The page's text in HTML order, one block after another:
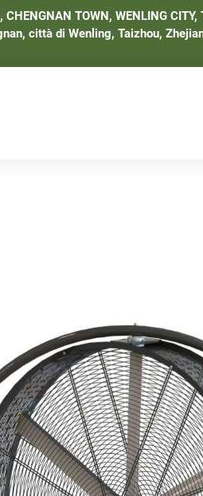
CHENGNAN TOWN, WENLING
città di Wenling, Taizhou,